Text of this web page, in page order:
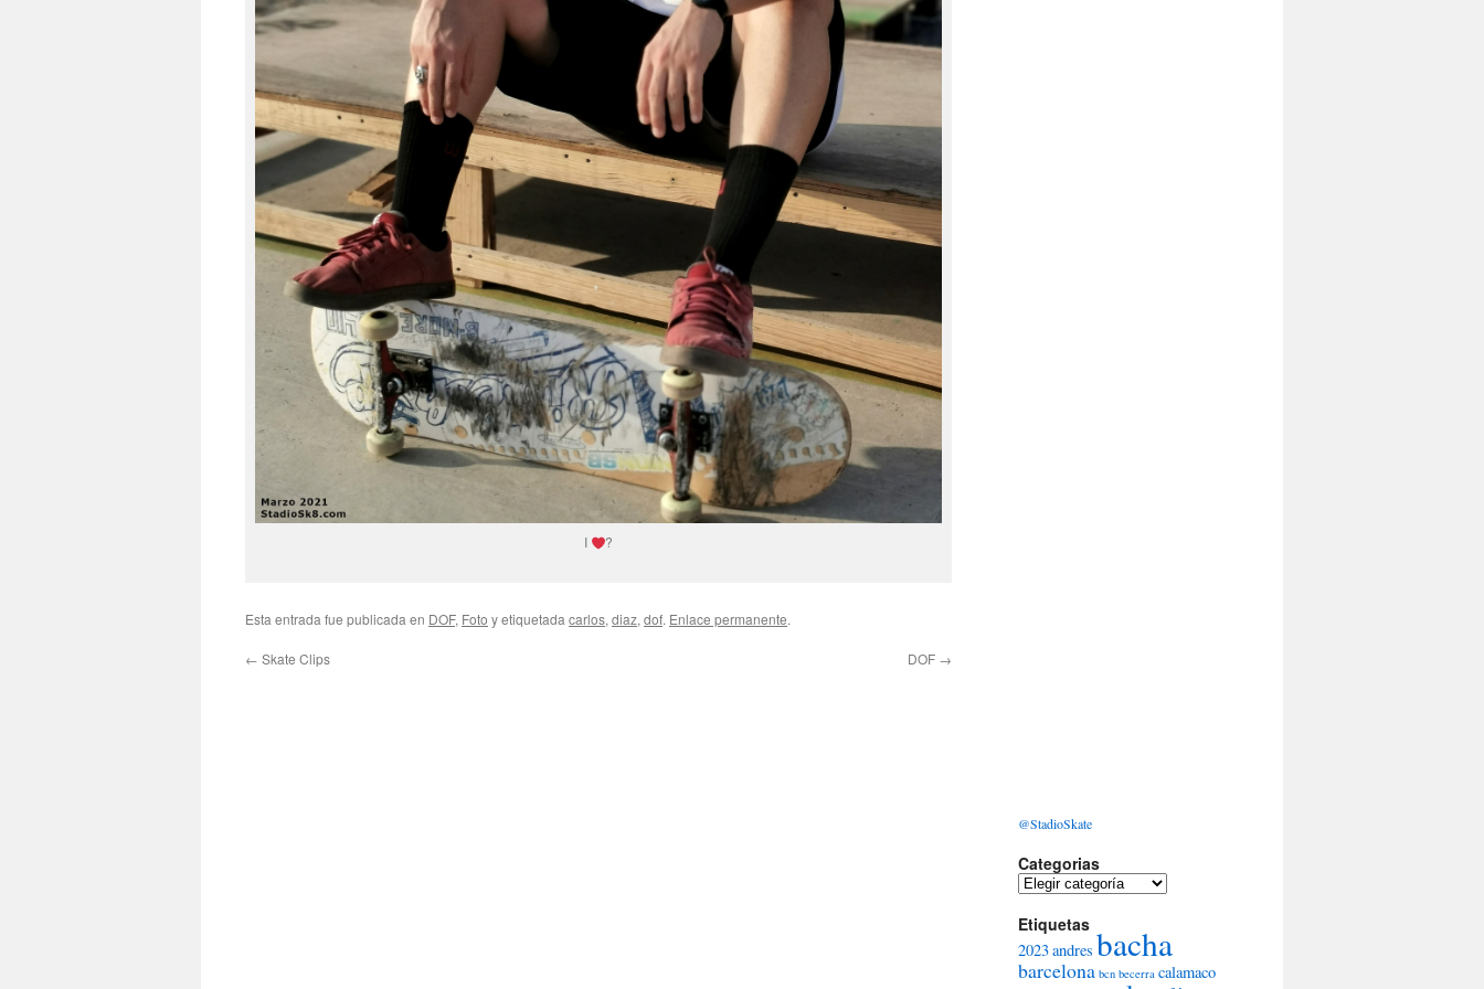
I ?
Esta entrada fue publicada en DOF, Foto y etiquetada carlos, diaz, dof. Enlace permanente.
← Skate Clips DOF →
@StadioSkate
Categorias
Categorias
Etiquetas
2023andres bacha
barcelona bcn becerra calamaco